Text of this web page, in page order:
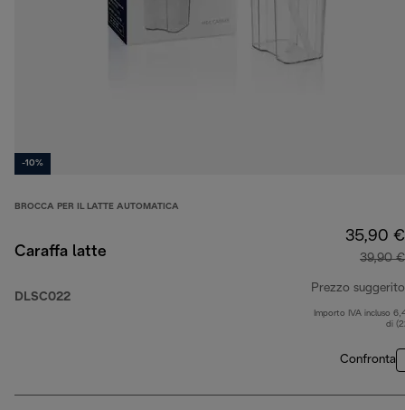
-10%
BROCCA PER IL LATTE AUTOMATICA
Caraffa latte
DLSC022
35,90 €
39,90 €
Prezzo suggerito
Importo IVA incluso
di
Confronta